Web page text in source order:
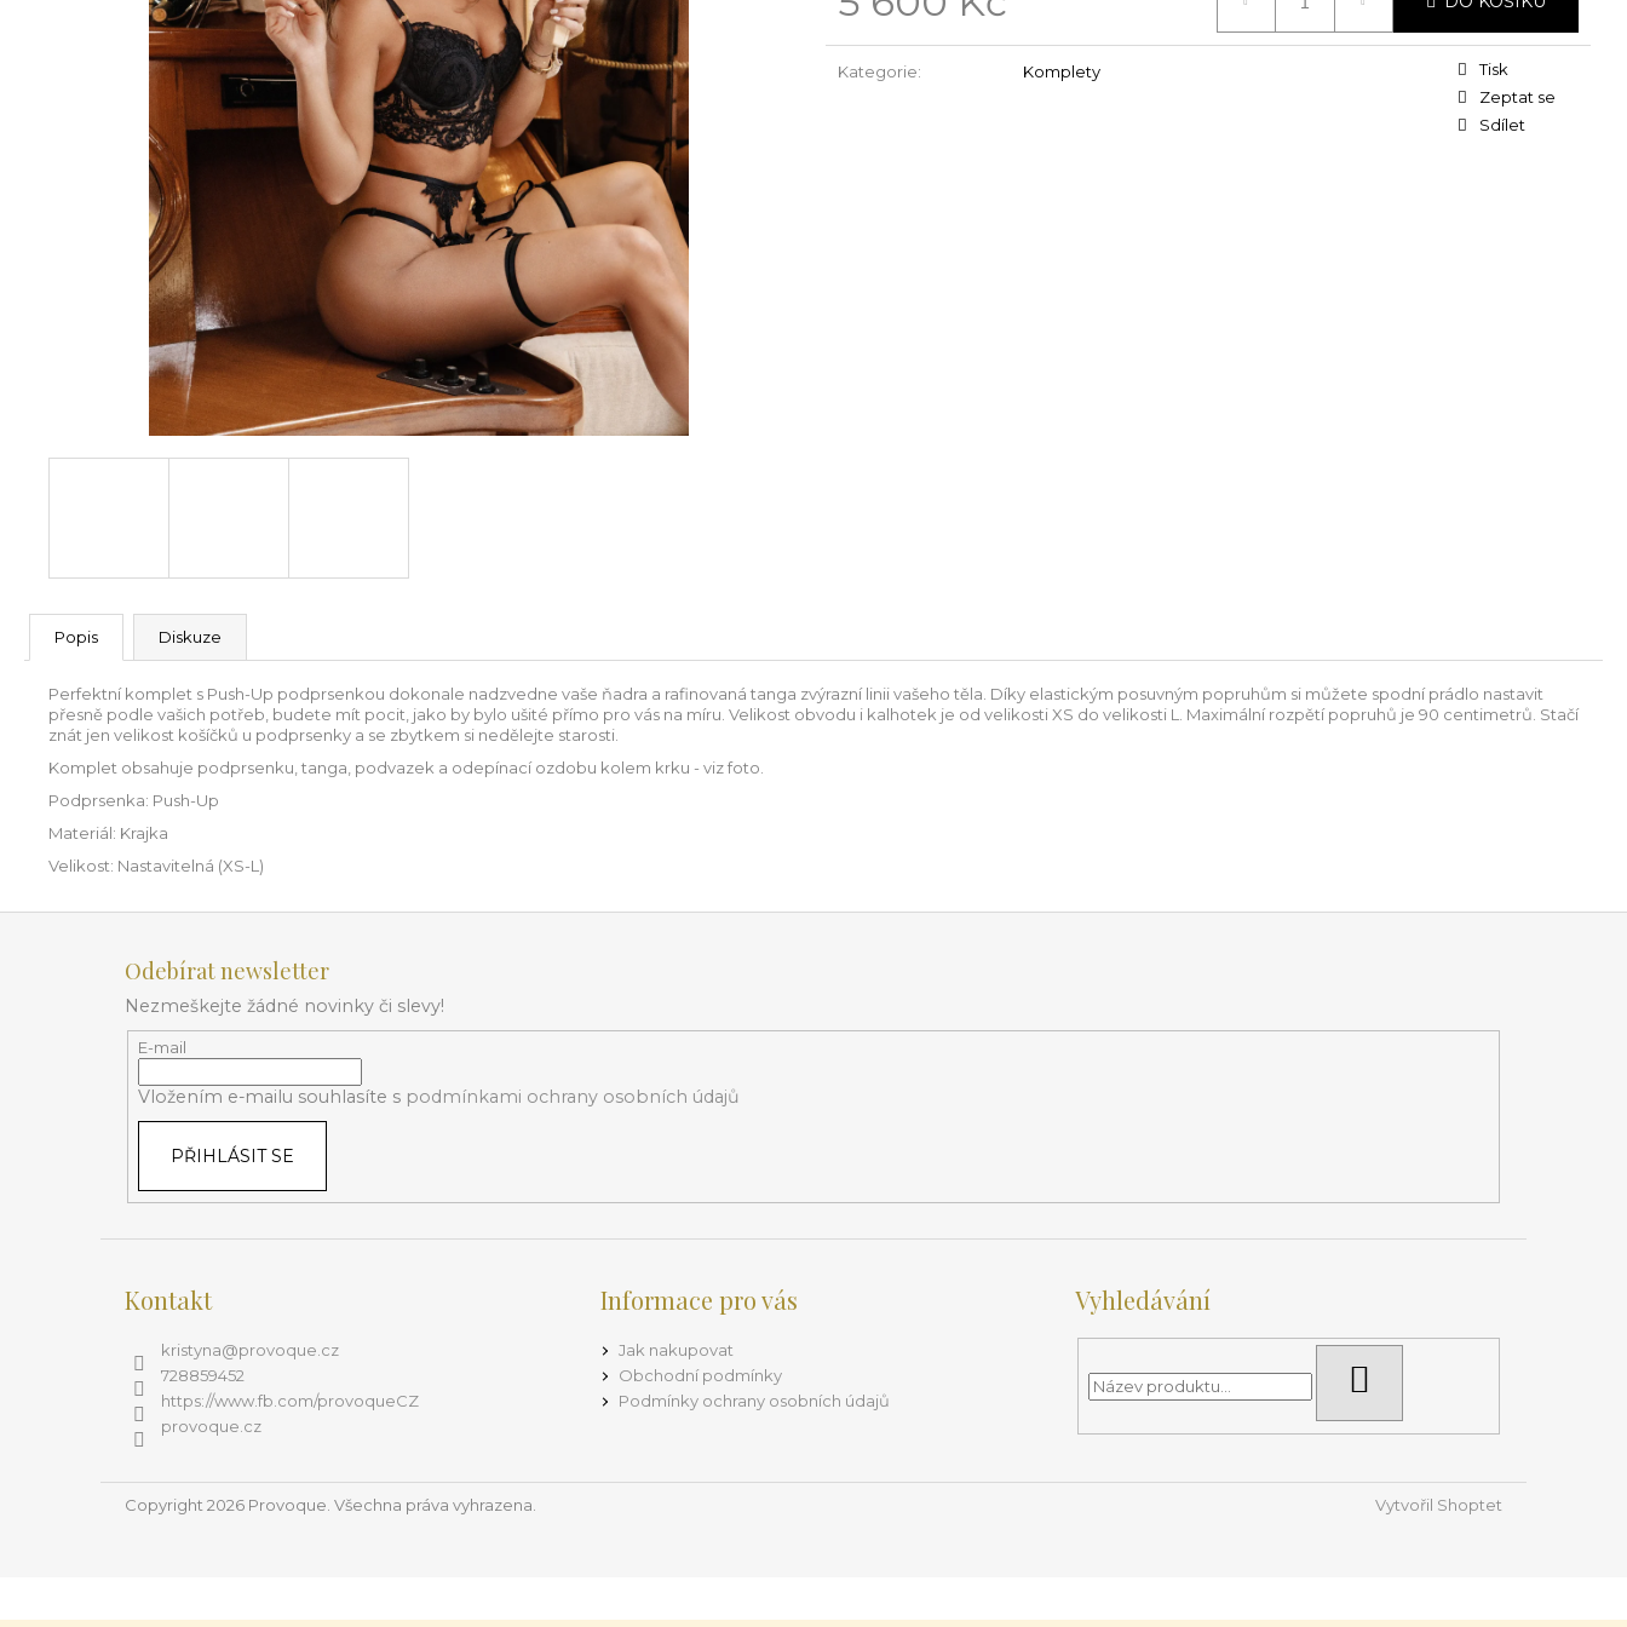
cena:
Kategorie: Komplety
Tisk
Zeptat se
Sdílet
Popis Diskuze
Perfektní komplet s Push-Up podprsenkou dokonale nadzvedne vaše ňadra a rafinovaná tanga zvýrazní linii vašeho těla. Díky elastickým posuvným popruhům si můžete spodní prádlo nastavit
přesně podle vašich potřeb, budete mít pocit, jako by bylo ušité přímo pro vás na míru. Velikost obvodu i kalhotek je od velikosti XS do velikosti L. Maximální rozpětí popruhů je 90 centimetrů. Stačí
znát jen velikost košíčků u podprsenky a se zbytkem si nedělejte starosti.
Komplet obsahuje podprsenku, tanga, podvazek a odepínací ozdobu kolem krku - viz foto.
Podprsenka: Push-Up
Materiál: Krajka
Velikost: Nastavitelná (XS-L)
Odebírat newsletter
Nezmeškejte žádné novinky či slevy!
E-mail
Vložením e-mailu souhlasíte s podmínkami ochrany osobních údajů
PŘIHLÁSIT SE
Kontakt
kristyna@provoque.cz
728859452
https://www.fb.com/provoqueCZ
provoque.cz
Informace pro vás
Jak nakupovat
Obchodní podmínky
Podmínky ochrany osobních údajů
Vyhledávání
Vytvořil Shoptet
Copyright 2026 Provoque. Všechna práva vyhrazena.